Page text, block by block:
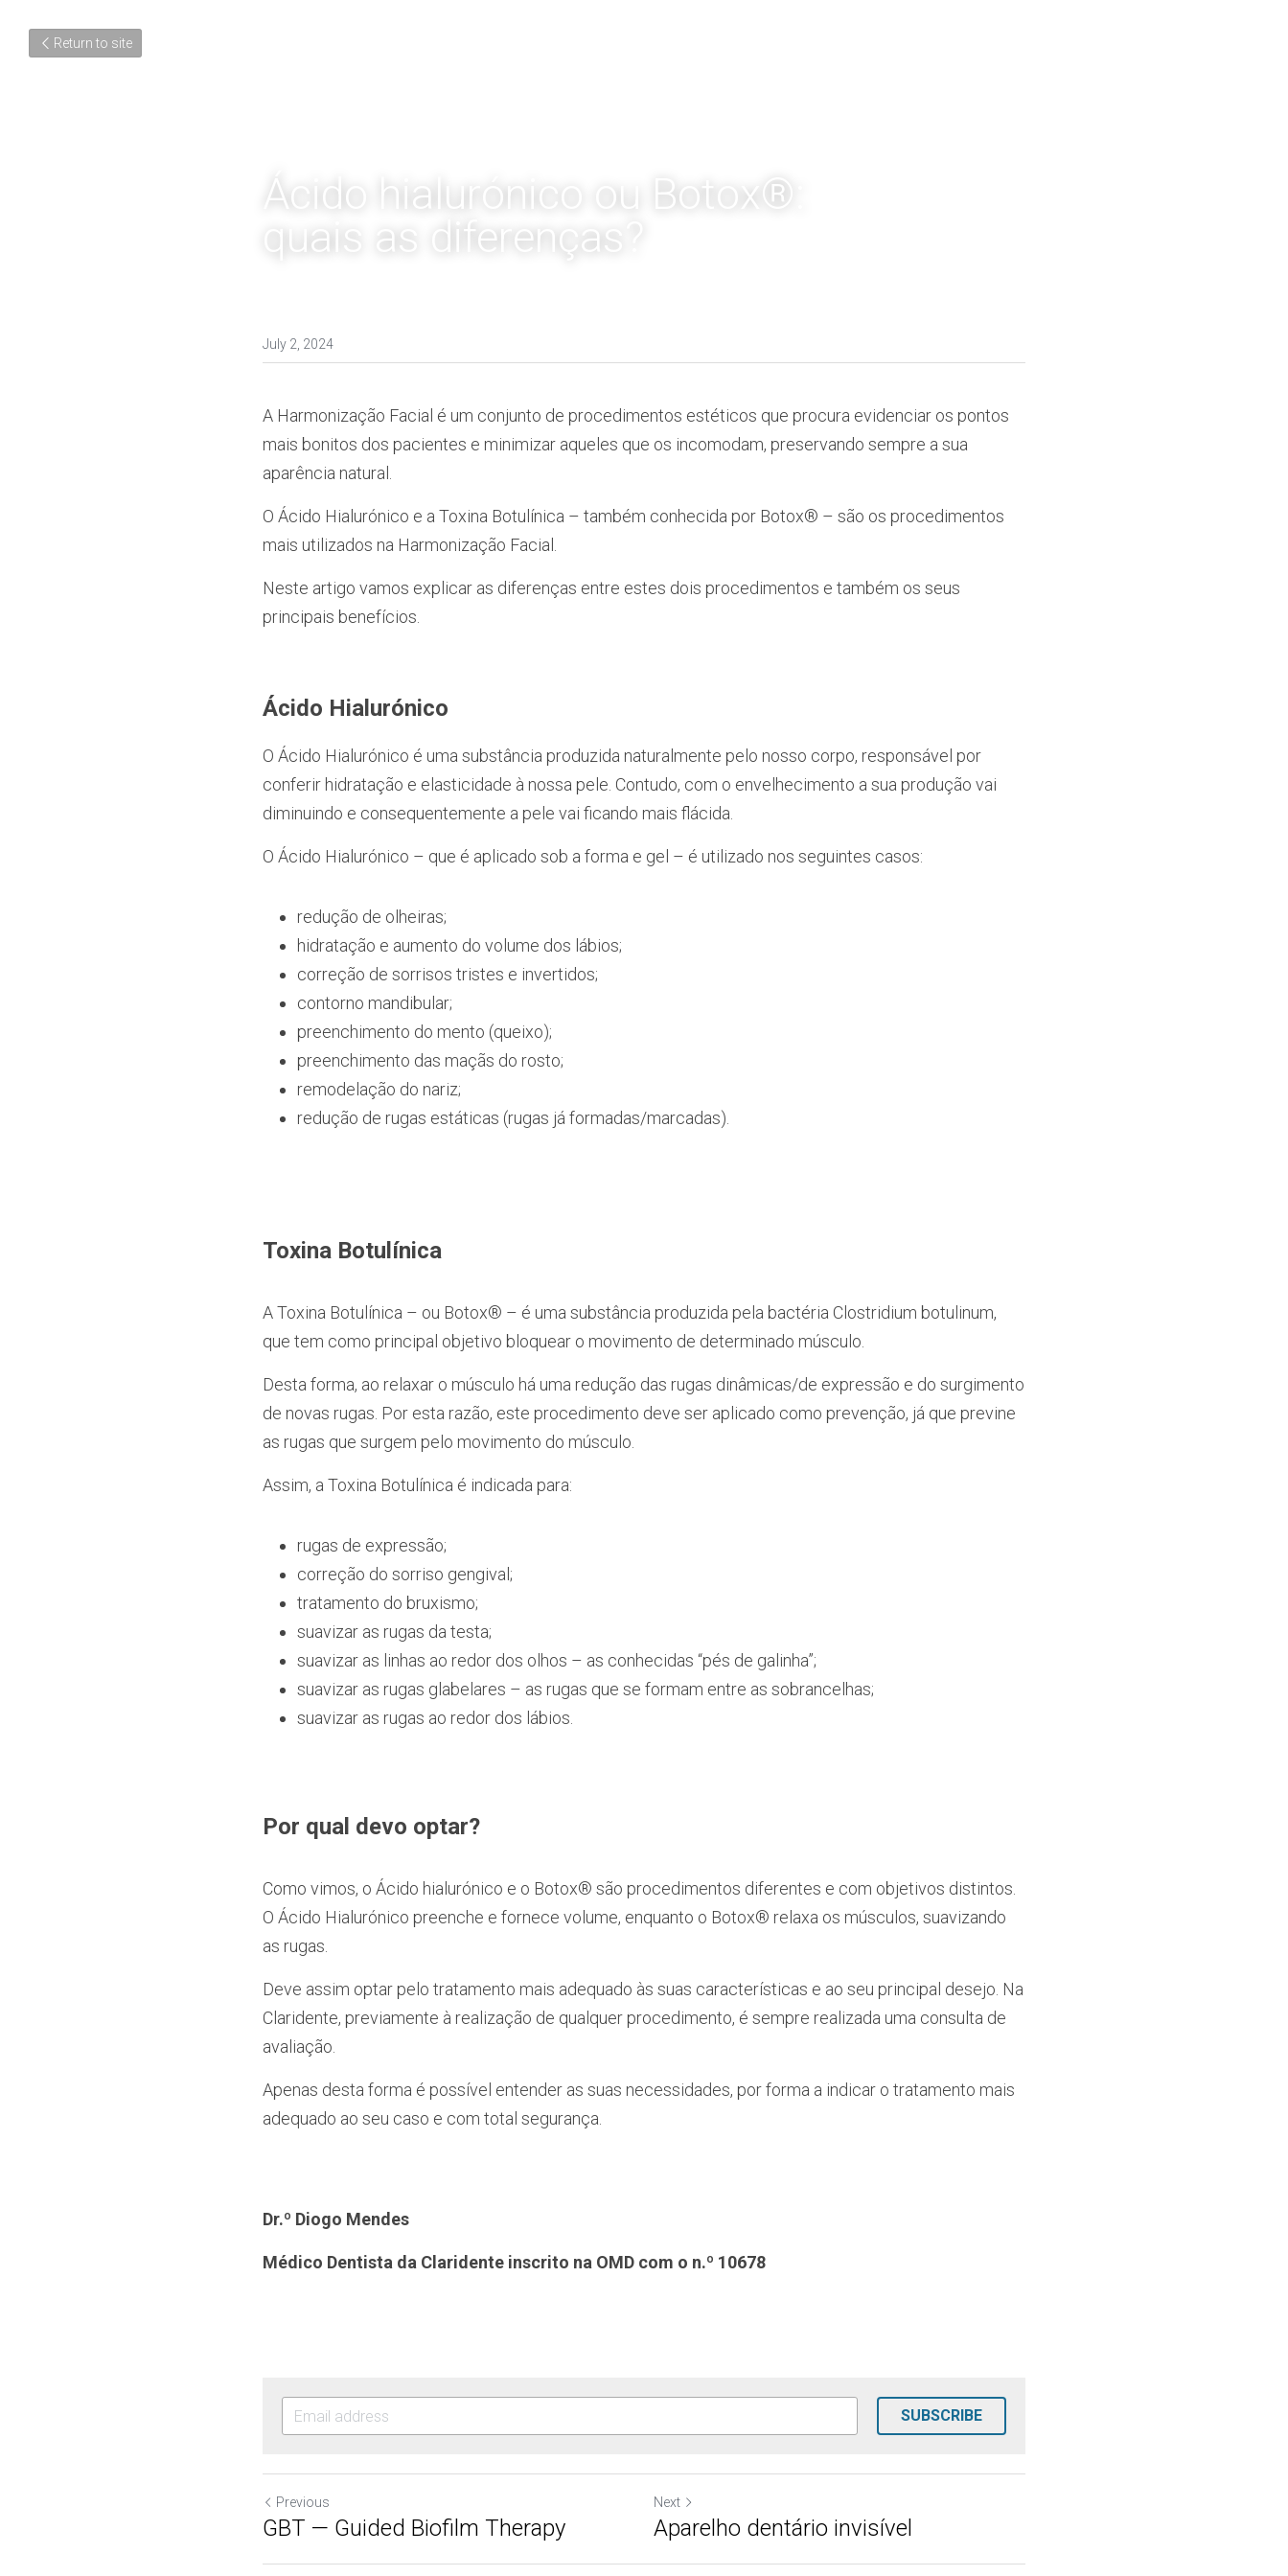
Return to site
Ácido hialurónico ou Botox®:
quais as diferenças?
July 2, 2024
A Harmonização Facial é um conjunto de procedimentos estéticos que procura evidenciar os pontos
mais bonitos dos pacientes e minimizar aqueles que os incomodam, preservando sempre a sua
aparência natural.
O Ácido Hialurónico e a Toxina Botulínica – também conhecida por Botox® – são os procedimentos
mais utilizados na Harmonização Facial.
Neste artigo vamos explicar as diferenças entre estes dois procedimentos e também os seus
principais benefícios.
Ácido Hialurónico
O Ácido Hialurónico é uma substância produzida naturalmente pelo nosso corpo, responsável por
conferir hidratação e elasticidade à nossa pele. Contudo, com o envelhecimento a sua produção vai
diminuindo e consequentemente a pele vai ficando mais flácida.
O Ácido Hialurónico – que é aplicado sob a forma e gel – é utilizado nos seguintes casos:
redução de olheiras;
hidratação e aumento do volume dos lábios;
correção de sorrisos tristes e invertidos;
contorno mandibular;
preenchimento do mento (queixo);
preenchimento das maçãs do rosto;
remodelação do nariz;
redução de rugas estáticas (rugas já formadas/marcadas).
Toxina Botulínica
A Toxina Botulínica – ou Botox® – é uma substância produzida pela bactéria Clostridium botulinum,
que tem como principal objetivo bloquear o movimento de determinado músculo.
Desta forma, ao relaxar o músculo há uma redução das rugas dinâmicas/de expressão e do surgimento
de novas rugas. Por esta razão, este procedimento deve ser aplicado como prevenção, já que previne
as rugas que surgem pelo movimento do músculo.
Assim, a Toxina Botulínica é indicada para:
rugas de expressão;
correção do sorriso gengival;
tratamento do bruxismo;
suavizar as rugas da testa;
suavizar as linhas ao redor dos olhos – as conhecidas “pés de galinha”;
suavizar as rugas glabelares – as rugas que se formam entre as sobrancelhas;
suavizar as rugas ao redor dos lábios.
Por qual devo optar?
Como vimos, o Ácido hialurónico e o Botox® são procedimentos diferentes e com objetivos distintos.
O Ácido Hialurónico preenche e fornece volume, enquanto o Botox® relaxa os músculos, suavizando
as rugas.
Deve assim optar pelo tratamento mais adequado às suas características e ao seu principal desejo. Na
Claridente, previamente à realização de qualquer procedimento, é sempre realizada uma consulta de
avaliação.
Apenas desta forma é possível entender as suas necessidades, por forma a indicar o tratamento mais
adequado ao seu caso e com total segurança.
Dr.º Diogo Mendes
Médico Dentista da Claridente inscrito na OMD com o n.º 10678
SUBSCRIBE
Previous
GBT — Guided Biofilm Therapy
Next
Aparelho dentário invisível